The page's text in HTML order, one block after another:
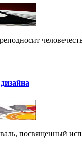
посвященный